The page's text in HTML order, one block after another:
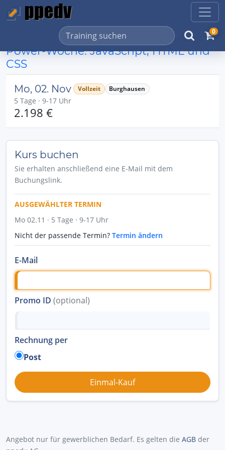
0
Power-Woche: JavaScript, HTML und
CSS
Mo, 02. Nov Vollzeit Burghausen
5 Tage · 9-17 Uhr
2.198 €
Kurs buchen
Sie erhalten anschließend eine E-Mail mit dem
Buchungslink.
AUSGEWÄHLTER TERMIN
Mo 02.11 · 5 Tage · 9-17 Uhr
Nicht der passende Termin? Termin ändern
E-Mail
Promo ID (optional)
Rechnung per
Post
Angebot nur für gewerblichen Bedarf. Es gelten die AGB der